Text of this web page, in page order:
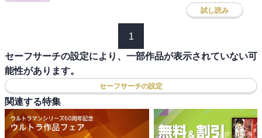
試し読み
1
セーフサーチの設定により、一部作品が表示されていない可
能性があります。
セーフサーチの設定
関連する特集